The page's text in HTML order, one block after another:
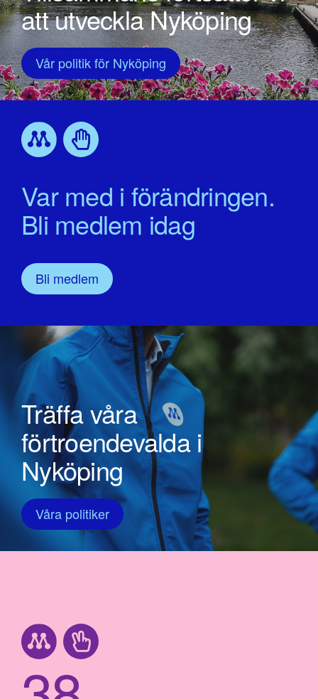
att utveckla Nyköping
Vår politik för Nyköping
Var med i förändringen.
Bli medlem idag
Bli medlem
Träffa våra
förtroendevalda i
Nyköping
Våra politiker